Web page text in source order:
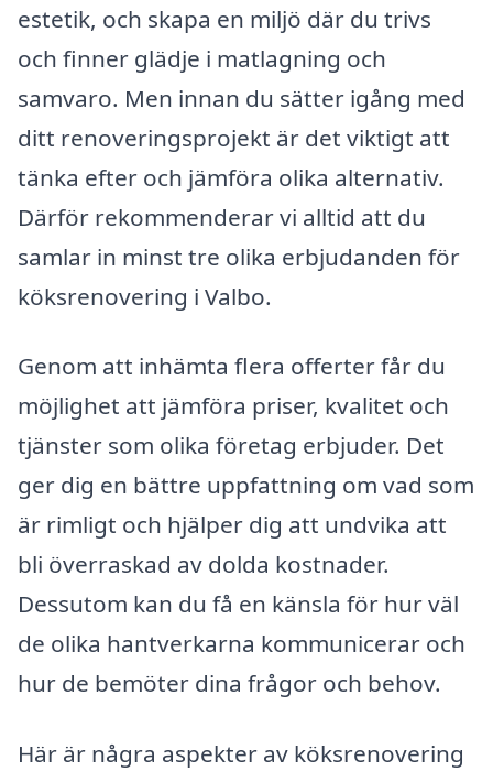
estetik, och skapa en miljö där du trivs
och finner glädje i matlagning och
samvaro. Men innan du sätter igång med
ditt renoveringsprojekt är det viktigt att
tänka efter och jämföra olika alternativ.
Därför rekommenderar vi alltid att du
samlar in minst tre olika erbjudanden för
köksrenovering i Valbo.
Genom att inhämta flera offerter får du
möjlighet att jämföra priser, kvalitet och
tjänster som olika företag erbjuder. Det
ger dig en bättre uppfattning om vad som
är rimligt och hjälper dig att undvika att
bli överraskad av dolda kostnader.
Dessutom kan du få en känsla för hur väl
de olika hantverkarna kommunicerar och
hur de bemöter dina frågor och behov.
Här är några aspekter av köksrenovering